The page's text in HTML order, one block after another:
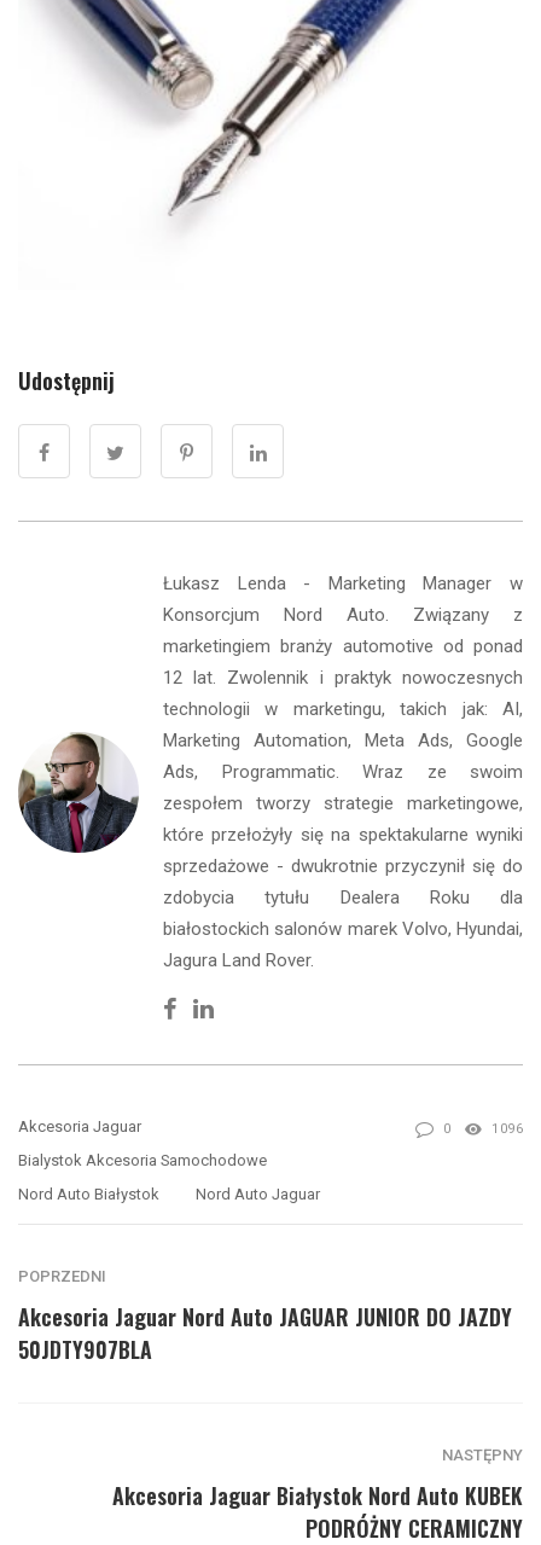
Udostępnij
Łukasz Lenda - Marketing Manager w
Konsorcjum Nord Auto. Związany z
marketingiem branży automotive od ponad
12 lat. Zwolennik i praktyk nowoczesnych
technologii w marketingu, takich jak: AI,
Marketing Automation, Meta Ads, Google
Ads, Programmatic. Wraz ze swoim
zespołem tworzy strategie marketingowe,
które przełożyły się na spektakularne wyniki
sprzedażowe - dwukrotnie przyczynił się do
zdobycia tytułu Dealera Roku dla
białostockich salonów marek Volvo, Hyundai,
Jagura Land Rover.
Facebook
Linkedin
Akcesoria Jaguar
Bialystok Akcesoria Samochodowe
Nord Auto Białystok
Nord Auto Jaguar
0 1096
POPRZEDNI
Akcesoria Jaguar Nord Auto JAGUAR JUNIOR DO JAZDY
50JDTY907BLA
NASTĘPNY
Akcesoria Jaguar Białystok Nord Auto KUBEK
PODRÓŻNY CERAMICZNY